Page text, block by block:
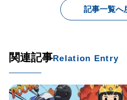
記事一覧へ
関連記事Relation Entry